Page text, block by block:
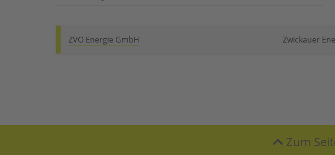
ZVO Energie GmbH Zwickauer
Zum